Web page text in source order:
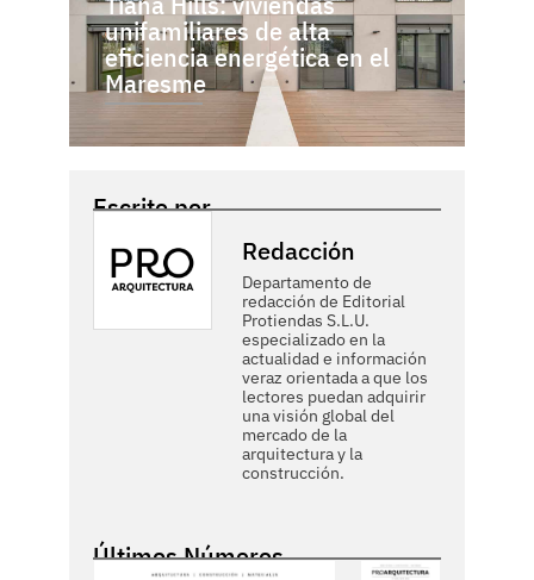
unifamiliares de alta
eficiencia energética en el
Maresme
Escrito por
Redacción
Departamento de
redacción de Editorial
Protiendas S.L.U.
especializado en la
actualidad e información
veraz orientada a que los
lectores puedan adquirir
una visión global del
mercado de la
arquitectura y la
construcción.
Últimos Números